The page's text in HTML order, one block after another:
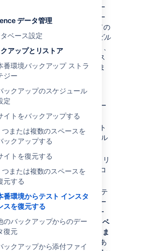
データ管理
ベース設定
アップとリストア
番環境バックアップ ストラ
ジー
ックアップのスケジュール
定
イトをバックアップする
つまたは複数のスペースを
ックアップする
イトを復元する
つまたは複数のスペースを
元する
番環境からテスト インスタ
スを復元する
のバックアップからのデー
復元
ックアップから添付ファイ
環境ホーム ディレクトリとデー
をテスト インスタンスにコピー
と、インスタンスの他のすべての
も重要なのは Confluence の
ビル
インスタンスと同じにしたまま、
タンスのデータベース詳細がテス
スをポイントするように更新しま
インスタンスを終了します。
データベース サーバーに本番デー
を復元します。
インスタンスのホーム ディレクト
confluence.cfg.xml
ファイル
アップを作成します。
Confluence ホーム ディレクトリ
アプリケーション サーバーにコ
す。
れたconfluence.cfg.xml
をテ
エディタで開きます。テスト デー
サーバーと一致するようにデー
設定を変更します。本番データベ
イントしていないことを確認しま
タベース設定を取得する必要があ